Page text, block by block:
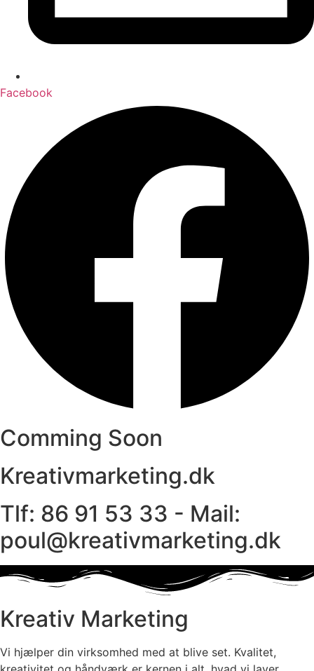
Facebook
Comming Soon
Kreativmarketing.dk
Tlf: 86 91 53 33 - Mail:
poul@kreativmarketing.dk
Kreativ Marketing
Vi hjælper din virksomhed med at blive set. Kvalitet,